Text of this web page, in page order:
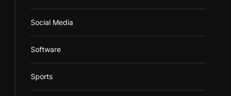
Social Media
Software
Sports